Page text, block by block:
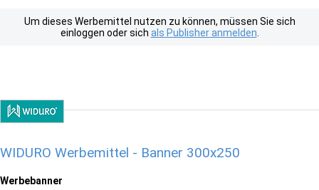
Um dieses Werbemittel nutzen zu können, müssen Sie sich
einloggen oder sich als Publisher anmelden
WIDURO Werbemittel - Banner 300x250
Werbebanner